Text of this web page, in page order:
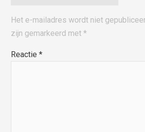
Het e-mailadres wordt niet
zijn gemarkeerd met*
Reactie*